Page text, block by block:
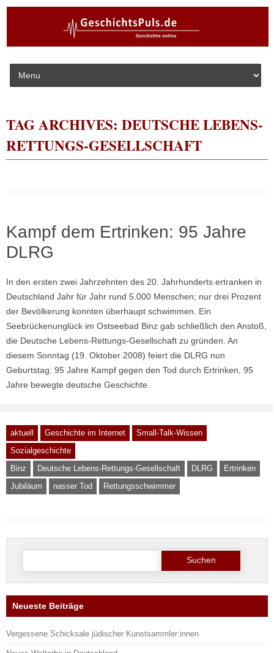
Skip to content
TAG ARCHIVES: DEUTSCHE LEBENS-
RETTUNGS-GESELLSCHAFT
Kampf dem Ertrinken: 95 Jahre
DLRG
In den ersten zwei Jahrzehnten des 20. Jahrhunderts ertranken in
Deutschland Jahr für Jahr rund 5.000 Menschen; nur drei Prozent
der Bevölkerung konnten überhaupt schwimmen. Ein
Seebrückenunglück im Ostseebad Binz gab schließlich den Anstoß,
die Deutsche Lebens-Rettungs-Gesellschaft zu gründen. An
diesem Sonntag (19. Oktober 2008) feiert die DLRG nun
Geburtstag: 95 Jahre Kampf gegen den Tod durch Ertrinken, 95
Jahre bewegte deutsche Geschichte.
aktuell Geschichte im Internet
Small-Talk-Wissen
Sozialgeschichte
Binz
Deutsche Lebens-Rettungs-Gesellschaft DLRG
Ertrinken
Jubiläum
nasser Tod Rettungsschwimmer
Suche
Neueste Beiträge
Vergessene Schicksale jüdischer Kunstsammler:innen